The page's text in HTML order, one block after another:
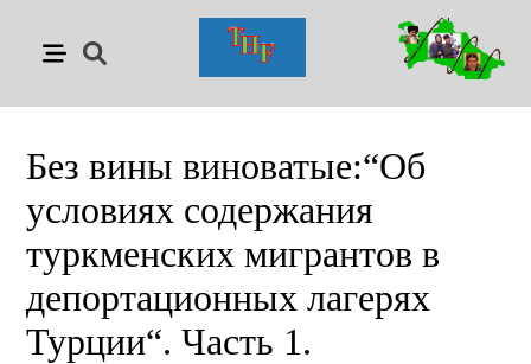
Без вины виноватые:“Об
условиях содержания
туркменских мигрантов в
депортационных лагерях
Турции“. Часть 1.